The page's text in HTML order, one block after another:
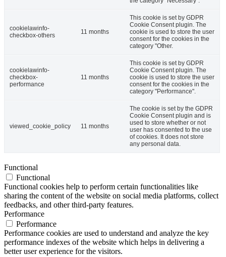
Beskrivning
This cookie is set by GDPR
Cookie Consent plugin. The
cookie is used to store the user
category "Analytics".
cookielawinfo-
The cookie is set by GDPR
cookie consent to record the
user consent for the cookies in
cookielawinfo-
This cookie is set by GDPR
Cookie Consent plugin. The
cookies is used to store the
user consent for the cookies in
the category "Necessary".
cookielawinfo-
checkbox-others
consent for the cookies in the
category "Other.
cookielawinfo-
checkbox-
performance
consent for the cookies in the
category "Performance".